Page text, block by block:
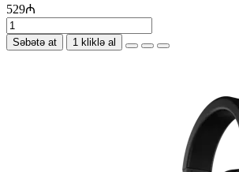
529₼
Səbətə at 1 kliklə al